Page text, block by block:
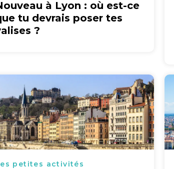
à Lyon : où est-ce
tu devrais poser tes
?
petites activités